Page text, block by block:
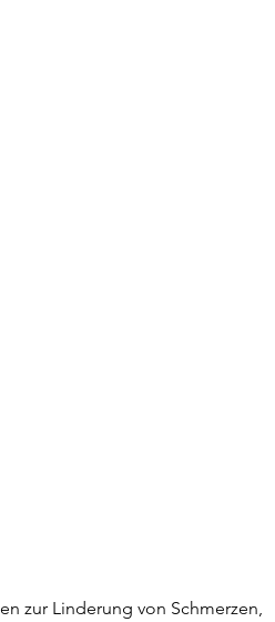
zur Linderung von Schmerzen,